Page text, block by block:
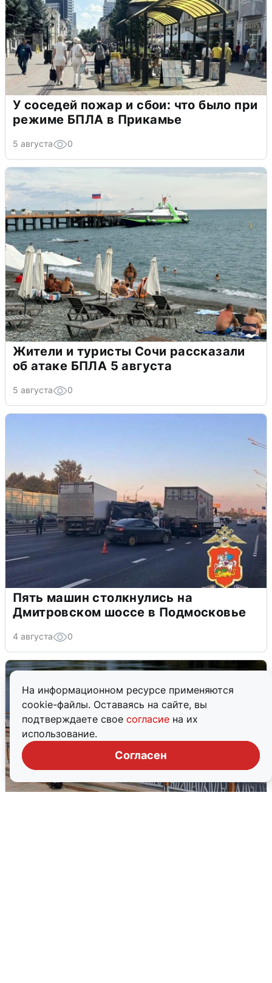
На информационном ресурсе применяются
cookie-файлы. Оставаясь на сайте, вы
подтверждаете свое согласие на их
использование.
Согласен
У соседей пожар и сбои: что было при
режиме БПЛА в Прикамье
5 августа 0
Жители и туристы Сочи рассказали
об атаке БПЛА 5 августа
5 августа 0
Пять машин столкнулись на
Дмитровском шоссе в Подмосковье
4 августа 0